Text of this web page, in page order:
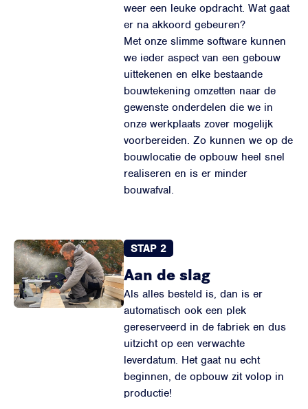
weer een leuke opdracht. Wat gaat
er na akkoord gebeuren?
Met onze slimme software kunnen
we ieder aspect van een gebouw
uittekenen en elke bestaande
bouwtekening omzetten naar de
gewenste onderdelen die we in
onze werkplaats zover mogelijk
voorbereiden. Zo kunnen we op de
bouwlocatie de opbouw heel snel
realiseren en is er minder
bouwafval.
STAP 2
Aan de slag
Als alles besteld is, dan is er
automatisch ook een plek
gereserveerd in de fabriek en dus
uitzicht op een verwachte
leverdatum. Het gaat nu echt
beginnen, de opbouw zit volop in
productie!